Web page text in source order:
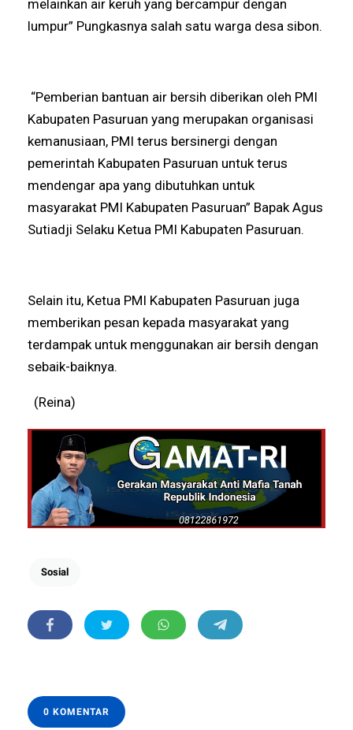
melainkan air keruh yang bercampur dengan
lumpur” Pungkasnya salah satu warga desa sibon.
“Pemberian bantuan air bersih diberikan oleh PMI
Kabupaten Pasuruan yang merupakan organisasi
kemanusiaan, PMI terus bersinergi dengan
pemerintah Kabupaten Pasuruan untuk terus
mendengar apa yang dibutuhkan untuk
masyarakat PMI Kabupaten Pasuruan” Bapak Agus
Sutiadji Selaku Ketua PMI Kabupaten Pasuruan.
Selain itu, Ketua PMI Kabupaten Pasuruan juga
memberikan pesan kepada masyarakat yang
terdampak untuk menggunakan air bersih dengan
sebaik-baiknya.
(Reina)
Sosial
0 KOMENTAR